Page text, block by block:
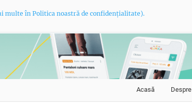
multe în Politica noastră de confidențialitate).
Acasă